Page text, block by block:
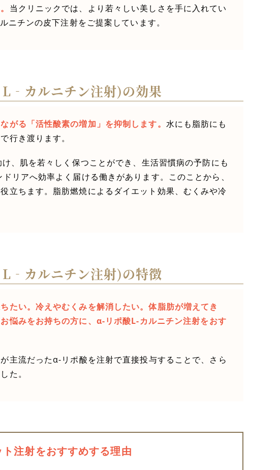
当クリニックでは、より若々しい美しさを手に入れてい
チンの皮下注射をご提案しています。
カルニチン注射)の効果
がる「活性酸素の増加」を抑制します。 水にも脂肪にも
行き渡ります。
、肌を若々しく保つことができ、生活習慣病の予防にも
リアへ効率よく届ける働きがあります。このことから、
立ちます。脂肪燃焼によるダイエット効果、むくみや冷
カルニチン注射)の特徴
たい。冷えやむくみを解消したい。体脂肪が増えてき
悩みをお持ちの方に、α-リポ酸L-カルニチン注射をおす
主流だったα-リポ酸を注射で直接投与することで、さら
た。
注射をおすすめする理由